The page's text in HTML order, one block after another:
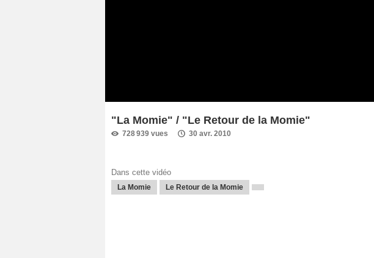
"La Momie" / "Le Retour de la Momie"
728 939 vues 30 avr. 2010
Dans cette vidéo
La Momie Le Retour de la Momie